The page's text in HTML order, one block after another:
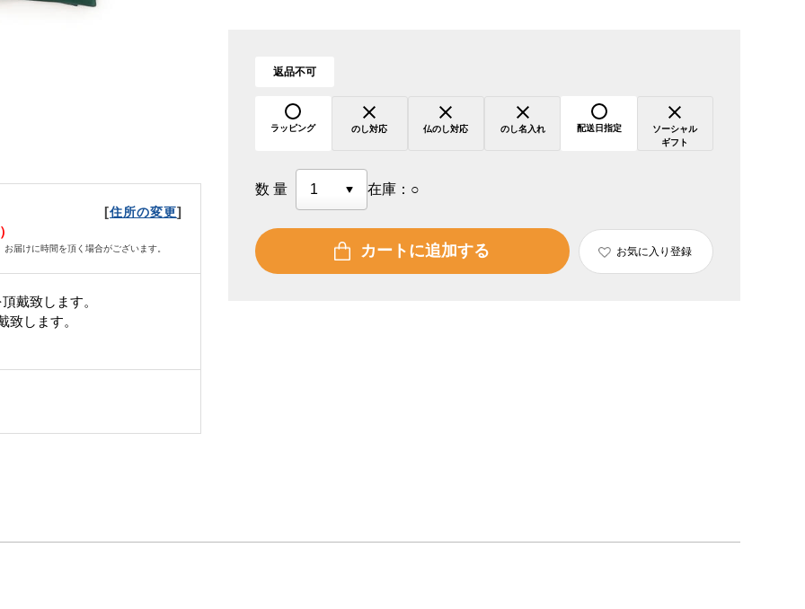
[住所の変更]
届けに時間を頂く場合がございます。
戴致します。
致します。
返品不可
ラッピング のし対応 仏のし対応 のし名入れ 配送日指定
ソーシャル
ギフト
数量 在庫： ○
カートに追加する お気に入り登録